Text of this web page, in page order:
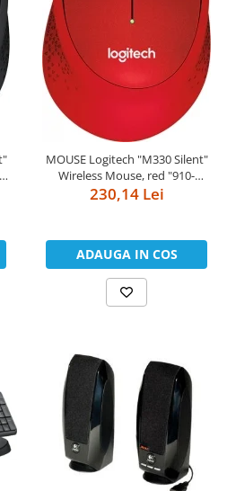
MOUSE Logitech "M330 Silent"
Wireless Mouse, red "910-
004911" (include timbru verde230,14 Lei
ADAUGA IN COS